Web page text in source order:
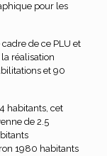
pour les
de ce PLU et
réalisation
et 90
habitants, cet
de 2.5
1980 habitants